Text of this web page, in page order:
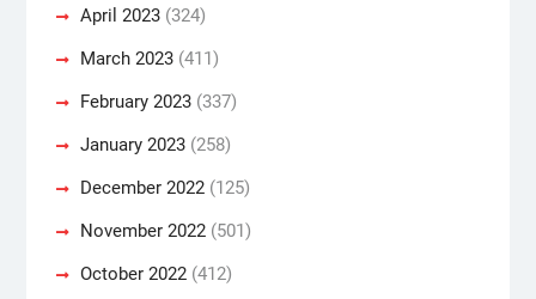
April 2023(324)
March 2023(411)
February 2023(337)
January 2023(258)
December 2022(125)
November 2022(501)
October 2022(412)